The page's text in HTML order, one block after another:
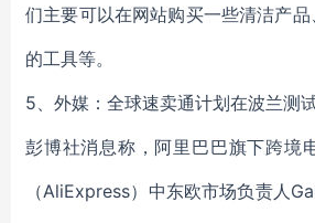
们主要可以在网站购买一些清洁产
的工具等。
5、外媒：全球速卖通计划在波兰测
彭博社消息称，阿里巴巴旗下跨境
（AliExpress）中东欧市场负责人